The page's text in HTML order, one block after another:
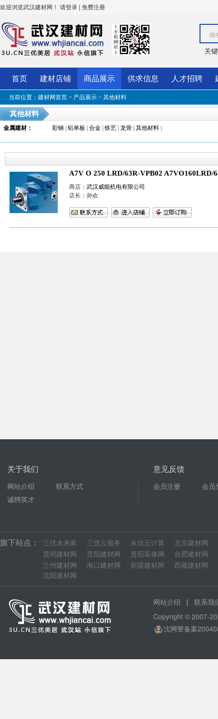
欢迎浏览武汉建材网！ 请登录 | 免费注册
供
关
首页 建材店铺 商品展示 供求信息 人才招聘
当前位置： 建材网首页 > 产品展示 > 其他材料
其他材料
金属建材： 彩钢 铝单板 合金 铁艺 龙骨 其他材料
A7V O 250 LRD/63R-VPB02 A7VO160LRD/
商店： 武汉威能机电有限公司
店长：孙欢
关于我们
网站介绍
联系方式
诚聘英才
意见反馈
会员注册 会员
旗下站点： 三优未来家 三优云服务 永信云计算 北京建材网
昆明建材网
贵阳建材网 贵阳装修网 合肥建材网
兰州建材网
海口建材网 新疆建材网 西藏建材网
沈阳建材网
网站介绍 | 联系我
Copyright © 2007-
沈网警备案